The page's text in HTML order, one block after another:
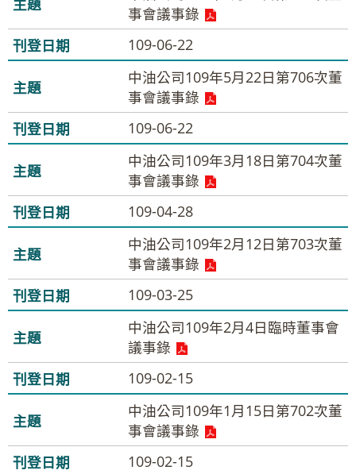
事會議事錄
109-06-22
中油公司109年5月22日第706次董
事會議事錄
109-06-22
中油公司109年3月18日第704次董
事會議事錄
109-04-28
中油公司109年2月12日第703次董
事會議事錄
109-03-25
中油公司109年2月4日臨時董事會
議事錄
109-02-15
中油公司109年1月15日第702次董
事會議事錄
109-02-15